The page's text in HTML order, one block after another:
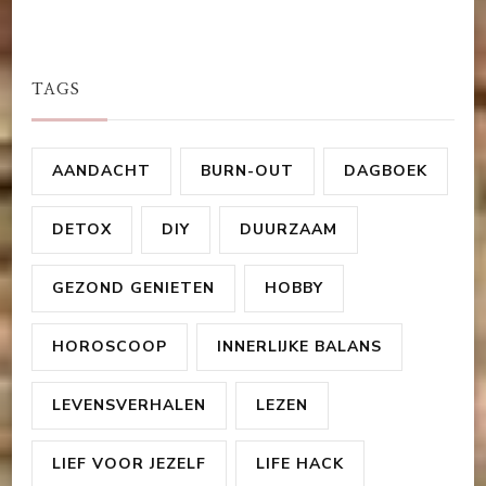
TAGS
AANDACHT BURN-OUT DAGBOEK
DETOX DIY DUURZAAM
GEZOND GENIETEN HOBBY
HOROSCOOP INNERLIJKE BALANS
LEVENSVERHALEN LEZEN
LIEF VOOR JEZELF LIFE HACK